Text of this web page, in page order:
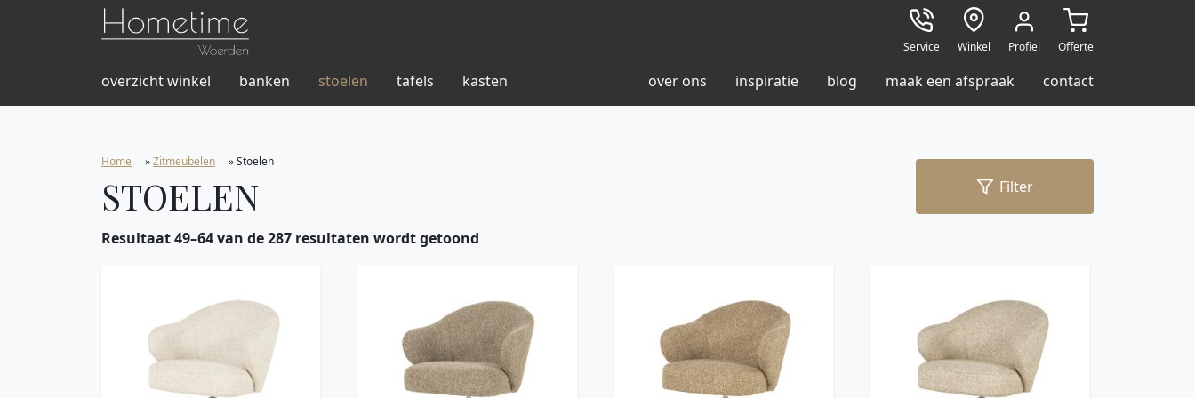
Service Winkel Profiel Offerte
overzicht winkel banken stoelen tafels kasten over ons inspiratie blog maak een afspraak contact
Home »Zitmeubelen »Stoelen
STOELEN Filter
Resultaat 49–64 van de 287 resultaten wordt getoond